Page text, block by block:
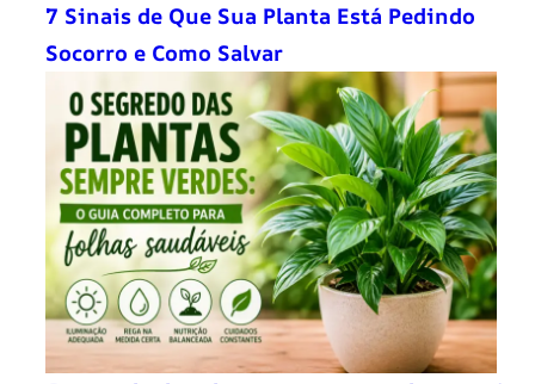
7 Sinais de Que Sua Planta Está Pedindo
Socorro e Como Salvar